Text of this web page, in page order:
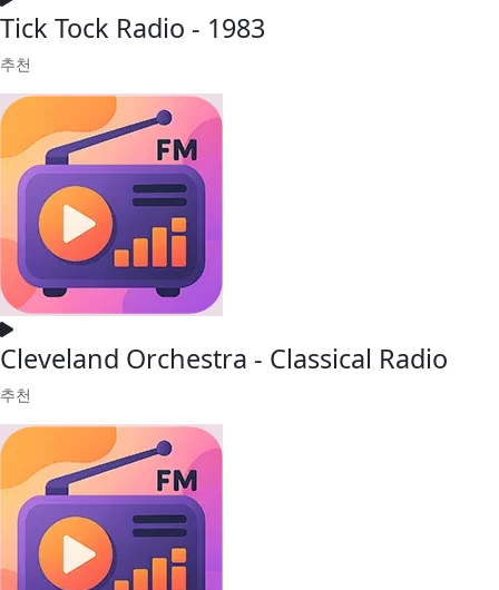
Tick Tock Radio - 1983
추천
Cleveland Orchestra - Classical Radio
추천